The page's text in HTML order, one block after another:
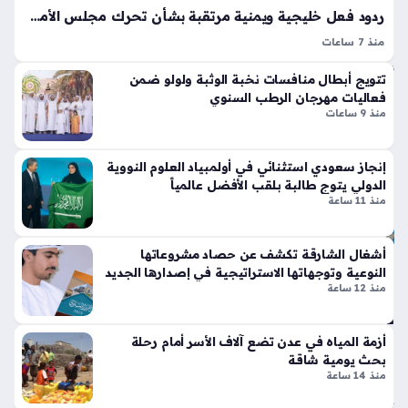
تين
نتا
ج
ي
تي
وبر
سب
ورت
تك
سر
قوا
عد
الت
ص
مي
م
ص
ح
ي
منذ
عة
واح
دة
ال
س
عو
دي
ة
ض
ردود فعل خليجية ويمنية مرتقبة بشأن تحرك مجلس الأمن ضد تصعيد الحوثيين
منذ 7 ساعات
أدان فيه هجمات الحوثيين ضد السعودية والسفن التجارية، وهو
موقف يمثل جوهر ردود الفعل الإقليمية على {الكلمة المفتاحية}
تتويج أبطال منافسات نخبة الوثبة ولولو ضمن
فعاليات مهرجان الرطب السنوي
منذ 9 ساعات
إنجاز سعودي استثنائي في أولمبياد العلوم النووية
الدولي يتوج طالبة بلقب الأفضل عالمياً
منذ 11 ساعة
أشغال الشارقة تكشف عن حصاد مشروعاتها
النوعية وتوجهاتها الاستراتيجية في إصدارها الجديد
منذ 12 ساعة
أزمة المياه في عدن تضع آلاف الأسر أمام رحلة
بحث يومية شاقة
منذ 14 ساعة